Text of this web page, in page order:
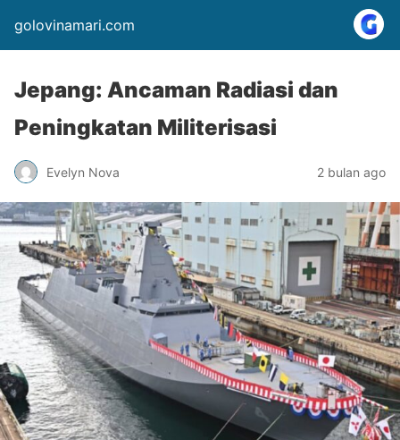
golovinamari.com
Jepang: Ancaman Radiasi dan
Peningkatan Militerisasi
Evelyn Nova 2 bulan ago